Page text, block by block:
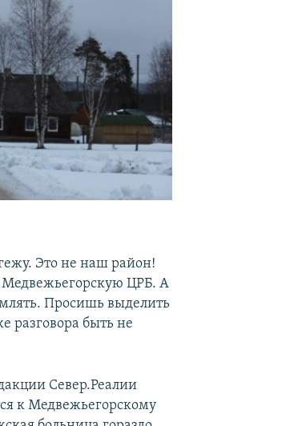
Это не наш район!
Медвежьегорскую ЦРБ. А
Просишь выделить
разговора быть не
Север.Реалии
к Медвежьегорскому